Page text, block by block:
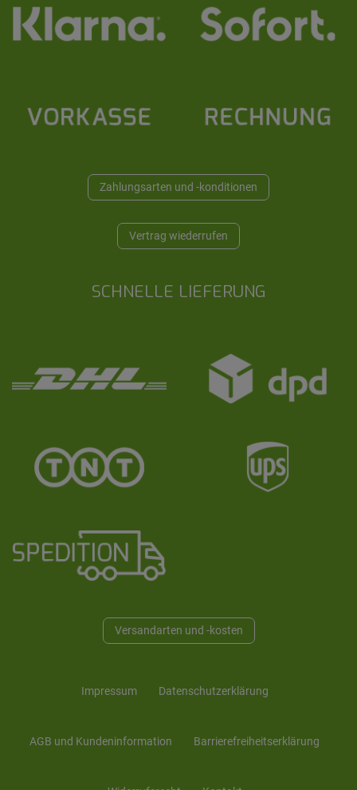
Zahlungsarten und -konditionen
Vertrag wiederrufen
SCHNELLE LIEFERUNG
Versandarten und -kosten
Impressum Daten­schutz­erklärung
AGB und Kunden­information Barrierefreiheitserklärung